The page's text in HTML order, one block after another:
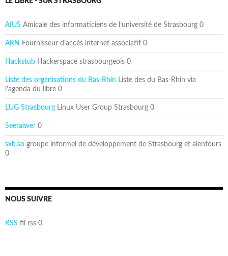
AIUS Amicale des informaticiens de l’université de Strasbourg 0
ARN Fournisseur d’accès internet associatif 0
Hackstub Hackerspace strasbourgeois 0
Liste des organisations du Bas-Rhin Liste des du Bas-Rhin via
l’agenda du libre 0
LUG Strasbourg Linux User Group Strasbourg 0
Seeraiwer 0
sxb.so groupe informel de développement de Strasbourg et alentours
0
NOUS SUIVRE
RSS fil rss 0